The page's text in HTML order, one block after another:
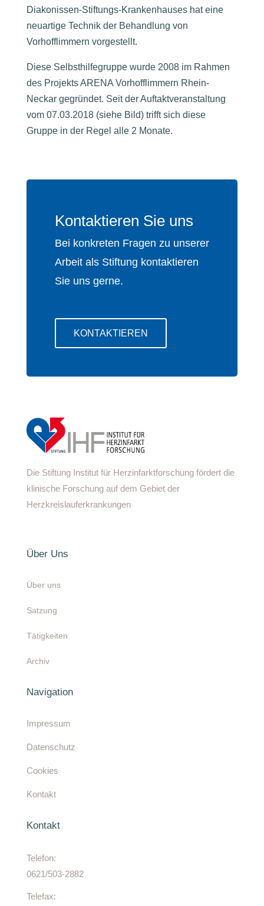
Diakonissen-Stiftungs-Krankenhauses hat eine
neuartige Technik der Behandlung von
Vorhofflimmern vorgestellt.
Diese Selbsthilfegruppe wurde 2008 im Rahmen
des Projekts ARENA Vorhofflimmern Rhein-
Neckar gegründet. Seit der Auftaktveranstaltung
vom 07.03.2018 (siehe Bild) trifft sich diese
Gruppe in der Regel alle 2 Monate.
Kontaktieren Sie uns
Bei konkreten Fragen zu unserer
Arbeit als Stiftung kontaktieren
Sie uns gerne.
KONTAKTIEREN
Die Stiftung Institut für Herzinfarktforschung fördert die
klinische Forschung auf dem Gebiet der
Herzkreislauferkrankungen
Über Uns
Über uns
Satzung
Tätigkeiten
Archiv
Navigation
Impressum
Datenschutz
Cookies
Kontakt
Kontakt
Telefon:
0621/503-2882
Telefax: